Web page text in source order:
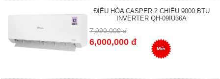
ĐIỀU HÒA CASPER 2 CHIỀU 9000 BTU
INVERTER QH-09IU36A
7,990,000 đ
6,000,000 đ
Mới